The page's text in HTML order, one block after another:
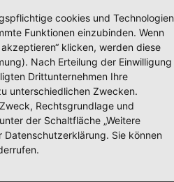
cookies und Technologien
Funktionen einzubinden. Wenn
klicken, werden diese
Nach Erteilung der Einwilligung
Drittunternehmen Ihre
unterschiedlichen Zwecken.
Rechtsgrundlage und
der Schaltfläche „Weitere
Datenschutzerklärung. Sie können